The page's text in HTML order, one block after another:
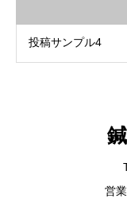
投稿サンプル4
営